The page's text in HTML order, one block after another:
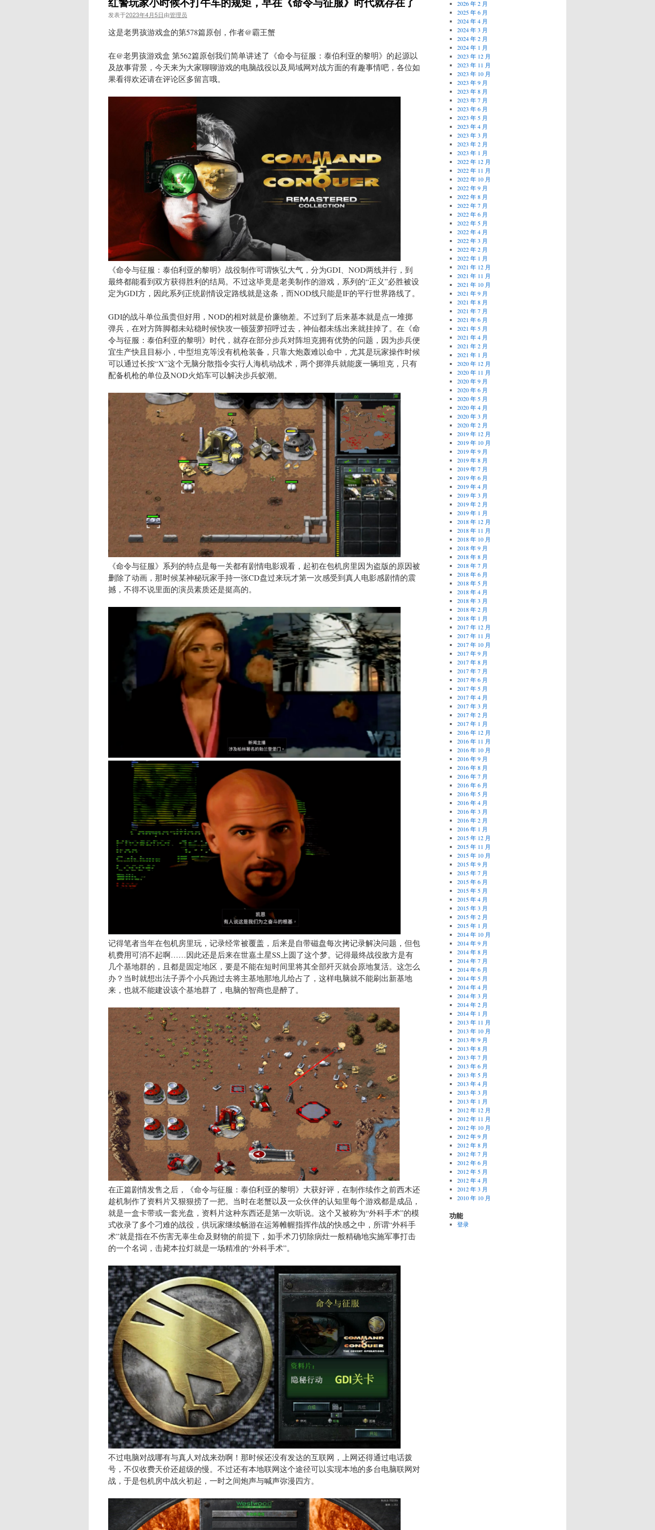
发表于2023年4月5日由管理员
这是老男孩游戏盒的第578篇原创，作者@霸王蟹
在@老男孩游戏盒 第562篇原创我们简单讲述了《命令与征服：泰伯利亚的黎明》的起源以
及故事背景，今天来为大家聊聊游戏的电脑战役以及局域网对战方面的有趣事情吧，各位如
果看得欢还请在评论区多留言哦。
《命令与征服：泰伯利亚的黎明》战役制作可谓恢弘大气，分为GDI、NOD两线并行，到
最终都能看到双方获得胜利的结局。不过这毕竟是老美制作的游戏，系列的“正义”必胜被设
定为GDI方，因此系列正统剧情设定路线就是这条，而NOD线只能是IF的平行世界路线了。
GDI的战斗单位虽贵但好用，NOD的相对就是价廉物差。不过到了后来基本就是点一堆掷
弹兵，在对方阵脚都未站稳时候快攻一顿菠萝招呼过去，神仙都未练出来就挂掉了。在《命
令与征服：泰伯利亚的黎明》时代，就存在部分步兵对阵坦克拥有优势的问题，因为步兵便
宜生产快且目标小，中型坦克等没有机枪装备，只靠大炮轰难以命中，尤其是玩家操作时候
可以通过长按“X”这个无脑分散指令实行人海机动战术，两个掷弹兵就能废一辆坦克，只有
配备机枪的单位及NOD火焰车可以解决步兵蚁潮。
《命令与征服》系列的特点是每一关都有剧情电影观看，起初在包机房里因为盗版的原因被
删除了动画，那时候某神秘玩家手持一张CD盘过来玩才第一次感受到真人电影感剧情的震
撼，不得不说里面的演员素质还是挺高的。
记得笔者当年在包机房里玩，记录经常被覆盖，后来是自带磁盘每次拷记录解决问题，但包
机费用可消不起啊……因此还是后来在世嘉土星SS上圆了这个梦。记得最终战役敌方是有
几个基地群的，且都是固定地区，要是不能在短时间里将其全部歼灭就会原地复活。这怎么
办？当时就想出法子弄个小兵跑过去将主基地那地儿给占了，这样电脑就不能刷出新基地
来，也就不能建设该个基地群了，电脑的智商也是醉了。
在正篇剧情发售之后，《命令与征服：泰伯利亚的黎明》大获好评，在制作续作之前西木还
趁机制作了资料片又狠狠捞了一把。当时在老蟹以及一众伙伴的认知里每个游戏都是成品，
就是一盒卡带或一套光盘，资料片这种东西还是第一次听说。这个又被称为“外科手术”的模
式收录了多个刁难的战役，供玩家继续畅游在运筹帷幄指挥作战的快感之中，所谓“外科手
术”就是指在不伤害无辜生命及财物的前提下，如手术刀切除病灶一般精确地实施军事打击
的一个名词，击毙本拉灯就是一场精准的“外科手术”。
不过电脑对战哪有与真人对战来劲啊！那时候还没有发达的互联网，上网还得通过电话拨
号，不仅收费天价还超级的慢。不过还有本地联网这个途径可以实现本地的多台电脑联网对
战，于是包机房中战火初起，一时之间炮声与喊声弥漫四方。
2026 年 2 月
2025 年 6 月
2024 年 4 月
2024 年 3 月
2024 年 2 月
2024 年 1 月
2023 年 12 月
2023 年 11 月
2023 年 10 月
2023 年 9 月
2023 年 8 月
2023 年 7 月
2023 年 6 月
2023 年 5 月
2023 年 4 月
2023 年 3 月
2023 年 2 月
2023 年 1 月
2022 年 12 月
2022 年 11 月
2022 年 10 月
2022 年 9 月
2022 年 8 月
2022 年 7 月
2022 年 6 月
2022 年 5 月
2022 年 4 月
2022 年 3 月
2022 年 2 月
2022 年 1 月
2021 年 12 月
2021 年 11 月
2021 年 10 月
2021 年 9 月
2021 年 8 月
2021 年 7 月
2021 年 6 月
2021 年 5 月
2021 年 4 月
2021 年 2 月
2021 年 1 月
2020 年 12 月
2020 年 11 月
2020 年 9 月
2020 年 6 月
2020 年 5 月
2020 年 4 月
2020 年 3 月
2020 年 2 月
2019 年 12 月
2019 年 10 月
2019 年 9 月
2019 年 8 月
2019 年 7 月
2019 年 6 月
2019 年 4 月
2019 年 3 月
2019 年 2 月
2019 年 1 月
2018 年 12 月
2018 年 11 月
2018 年 10 月
2018 年 9 月
2018 年 8 月
2018 年 7 月
2018 年 6 月
2018 年 5 月
2018 年 4 月
2018 年 3 月
2018 年 2 月
2018 年 1 月
2017 年 12 月
2017 年 11 月
2017 年 10 月
2017 年 9 月
2017 年 8 月
2017 年 7 月
2017 年 6 月
2017 年 5 月
2017 年 4 月
2017 年 3 月
2017 年 2 月
2017 年 1 月
2016 年 12 月
2016 年 11 月
2016 年 10 月
2016 年 9 月
2016 年 8 月
2016 年 7 月
2016 年 6 月
2016 年 5 月
2016 年 4 月
2016 年 3 月
2016 年 2 月
2016 年 1 月
2015 年 12 月
2015 年 11 月
2015 年 10 月
2015 年 9 月
2015 年 7 月
2015 年 6 月
2015 年 5 月
2015 年 4 月
2015 年 3 月
2015 年 2 月
2015 年 1 月
2014 年 10 月
2014 年 9 月
2014 年 8 月
2014 年 7 月
2014 年 6 月
2014 年 5 月
2014 年 4 月
2014 年 3 月
2014 年 2 月
2014 年 1 月
2013 年 11 月
2013 年 10 月
2013 年 9 月
2013 年 8 月
2013 年 7 月
2013 年 6 月
2013 年 5 月
2013 年 4 月
2013 年 3 月
2013 年 1 月
2012 年 12 月
2012 年 11 月
2012 年 10 月
2012 年 9 月
2012 年 8 月
2012 年 7 月
2012 年 6 月
2012 年 5 月
2012 年 4 月
2012 年 3 月
2010 年 10 月
功能
登录